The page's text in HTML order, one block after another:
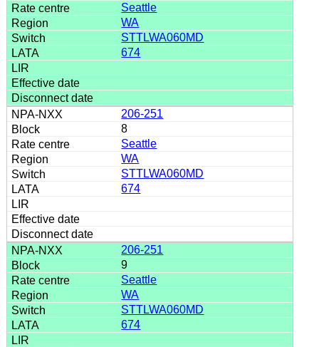
Seattle
WA
STTLWA060MD
674
206-251
8
Seattle
WA
STTLWA060MD
674
206-251
9
Seattle
WA
STTLWA060MD
674